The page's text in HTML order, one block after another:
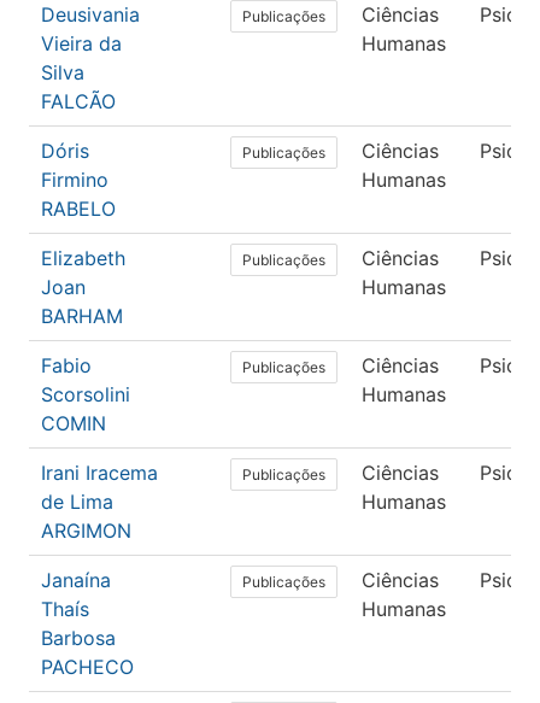
Deusivania
Vieira da
Silva
FALCÃO
Publicações
Ciências
Humanas
Dóris
Firmino
RABELO
Publicações
Ciências
Humanas
Elizabeth
Joan
BARHAM
Publicações
Ciências
Humanas
Fabio
Scorsolini
COMIN
Publicações
Ciências
Humanas
Irani Iracema
de Lima
ARGIMON
Publicações
Ciências
Humanas
Janaína
Thaís
Barbosa
PACHECO
Publicações
Ciências
Humanas